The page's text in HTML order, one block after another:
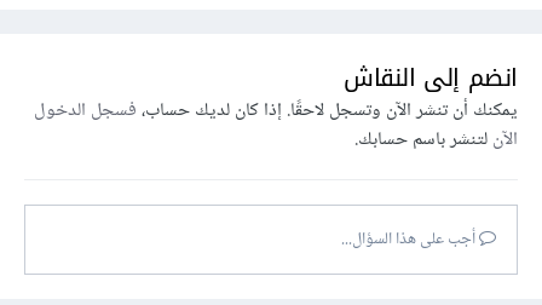
انضم إلى النقاش
يمكنك أن تنشر الآن وتسجل لاحقًا. إذا كان لديك حساب،فسجل الدخول
الآنلتنشر باسم حسابك.
أجب على هذا السؤال...